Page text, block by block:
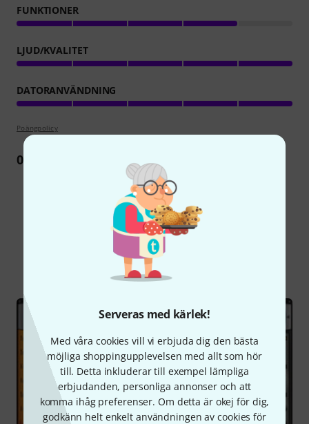
Serveras med kärlek!
Med våra cookies vill vi erbjuda dig den bästa
möjliga shoppingupplevelsen med allt som hör
till. Detta inkluderar till exempel lämpliga
erbjudanden, personliga annonser och att
komma ihåg preferenser. Om detta är okej för dig,
godkänn helt enkelt användningen av cookies för
FUNKTIONER
LJUD/KVALITET
DATORANVÄNDNING
Poängpolicy
0Recension
Visste du?
Alla Onlineguide